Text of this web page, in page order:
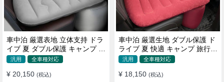
車中泊 厳選表地 立体支持 ドラ
イブ 夏 ダブル保護 キャンプ 旅
行 収納便利 取付簡単 全車種 エ
汎用 全車種対応
¥ 20,150 (税込)
車中泊 厳選生地 ダブル保護 ド
ライブ 夏 快適 キャンプ 旅行
収納便利 全車種 多色 エアーベ
汎用 全車種対応
¥ 18,150 (税込)